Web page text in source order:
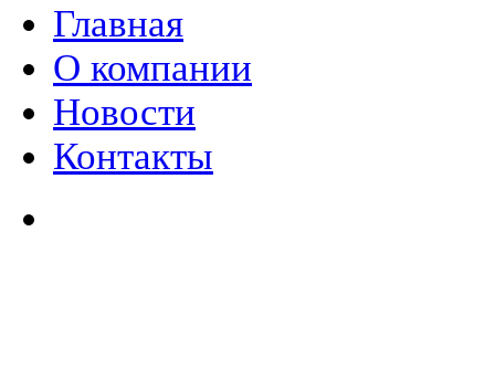
Главная
О компании
Новости
Контакты